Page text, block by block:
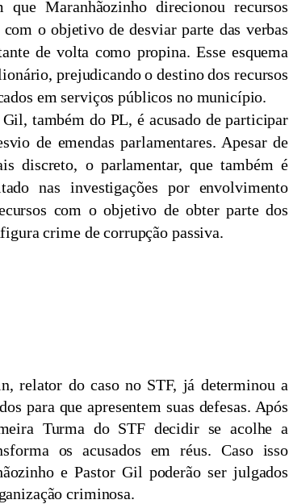
que Maranhãozinho direcionou recursos
o objetivo de desviar parte das verbas
de volta como propina. Esse esquema
prejudicando o destino dos recursos
em serviços públicos no município.
também do PL, é acusado de participar
de emendas parlamentares. Apesar de
discreto, o parlamentar, que também é
nas investigações por envolvimento
com o objetivo de obter parte dos
crime de corrupção passiva.
relator do caso no STF, já determinou a
para que apresentem suas defesas. Após
Turma do STF decidir se acolhe a
os acusados em réus. Caso isso
e Pastor Gil poderão ser julgados
criminosa.